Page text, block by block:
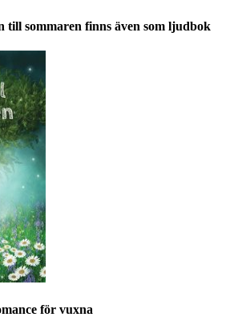
till sommaren finns även som ljudbok
för vuxna